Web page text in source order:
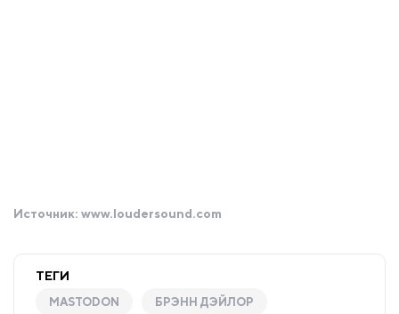
Источник: www.loudersound.com
ТЕГИ
MASTODON БРЭНН ДЭЙЛОР